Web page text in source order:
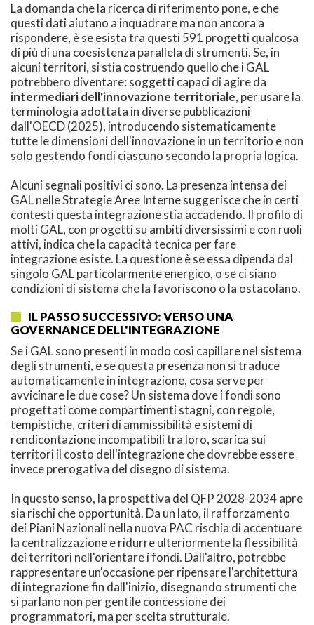
La domanda che la ricerca di riferimento pone, e che
questi dati aiutano a inquadrare ma non ancora a
rispondere, è se esista tra questi 591 progetti qualcosa
di più di una coesistenza parallela di strumenti. Se, in
alcuni territori, si stia costruendo quello che i GAL
potrebbero diventare: soggetti capaci di agire da
intermediari dell'innovazione territoriale, per usare la
terminologia adottata in diverse pubblicazioni
dall'OECD (2025), introducendo sistematicamente
tutte le dimensioni dell'innovazione in un territorio e non
solo gestendo fondi ciascuno secondo la propria logica.
Alcuni segnali positivi ci sono. La presenza intensa dei
GAL nelle Strategie Aree Interne suggerisce che in certi
contesti questa integrazione stia accadendo. Il profilo di
molti GAL, con progetti su ambiti diversissimi e con ruoli
attivi, indica che la capacità tecnica per fare
integrazione esiste. La questione è se essa dipenda dal
singolo GAL particolarmente energico, o se ci siano
condizioni di sistema che la favoriscono o la ostacolano.
IL PASSO SUCCESSIVO: VERSO UNA
GOVERNANCE DELL'INTEGRAZIONE
Se i GAL sono presenti in modo così capillare nel sistema
degli strumenti, e se questa presenza non si traduce
automaticamente in integrazione, cosa serve per
avvicinare le due cose? Un sistema dove i fondi sono
progettati come compartimenti stagni, con regole,
tempistiche, criteri di ammissibilità e sistemi di
rendicontazione incompatibili tra loro, scarica sui
territori il costo dell'integrazione che dovrebbe essere
invece prerogativa del disegno di sistema.
In questo senso, la prospettiva del QFP 2028-2034 apre
sia rischi che opportunità. Da un lato, il rafforzamento
dei Piani Nazionali nella nuova PAC rischia di accentuare
la centralizzazione e ridurre ulteriormente la flessibilità
dei territori nell'orientare i fondi. Dall'altro, potrebbe
rappresentare un'occasione per ripensare l'architettura
di integrazione fin dall'inizio, disegnando strumenti che
si parlano non per gentile concessione dei
programmatori, ma per scelta strutturale.